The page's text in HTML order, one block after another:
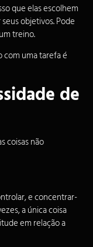
que elas escolhem
objetivos. Pode
treino.
uma tarefa é
de
coisas não
e concentrar-
a única coisa
em relação a